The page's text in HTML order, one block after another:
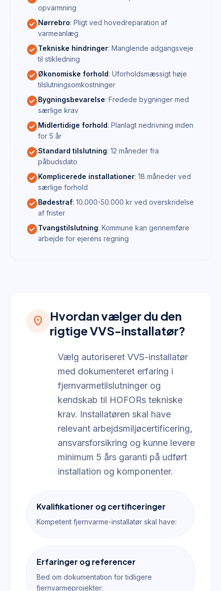
opvarmning
check_circleNørrebro: Pligt ved hovedreparation af
varmeanlæg
check_circleTekniske hindringer: Manglende adgangsveje
til stikledning
check_circleØkonomiske forhold: Uforholdsmæssigt høje
tilslutningsomkostninger
check_circleBygningsbevarelse: Fredede bygninger med
særlige krav
check_circleMidlertidige forhold: Planlagt nedrivning inden
for 5 år
check_circleStandard tilslutning: 12 måneder fra
påbudsdato
check_circleKomplicerede installationer: 18 måneder ved
særlige forhold
check_circleBødestraf: 10.000-50.000 kr ved overskridelse
af frister
check_circleTvangstilslutning: Kommune kan gennemføre
arbejde for ejerens regning
location_on
Hvordan vælger du den
rigtige VVS-installatør?
Vælg autoriseret VVS-installatør
med dokumenteret erfaring i
fjernvarmetilslutninger og
kendskab til HOFORs tekniske
krav. Installatøren skal have
relevant arbejdsmiljøcertificering,
ansvarsforsikring og kunne levere
minimum 5 års garanti på udført
installation og komponenter.
Kvalifikationer og certificeringer
Kompetent fjernvarme-installatør skal have:
Erfaringer og referencer
Bed om dokumentation for tidligere
fjernvarmeprojekter: